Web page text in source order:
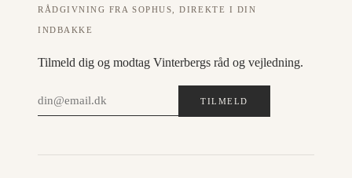
RÅDGIVNING FRA SOPHUS, DIREKTE I DIN
INDBAKKE
Tilmeld dig og modtag Vinterbergs råd og vejledning.
TILMELD